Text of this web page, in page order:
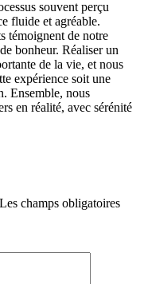
souvent perçu
fluide et agréable.
témoignent de notre
bonheur. Réaliser un
de la vie, et nous
expérience soit une
Ensemble, nous
en réalité, avec sérénité
Les champs obligatoires